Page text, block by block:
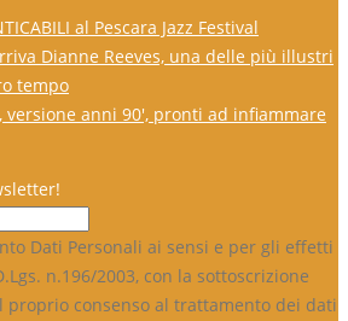
al Pescara Jazz Festival
Dianne Reeves, una delle più illustri
tempo
versione anni 90′, pronti ad infiammare
Dati Personali ai sensi e per gli effetti
n.196/2003, con la sottoscrizione
proprio consenso al trattamento dei dati